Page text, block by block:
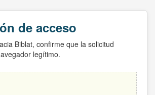
de acceso
Biblat, confirme que la solicitud
legítimo.